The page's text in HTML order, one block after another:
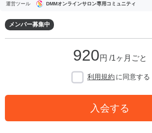
運営ツール DMMオンラインサロン専用コミュニティ
メンバー募集中
920円 /1ヶ月ごと
利用規約 に同意する
入会する